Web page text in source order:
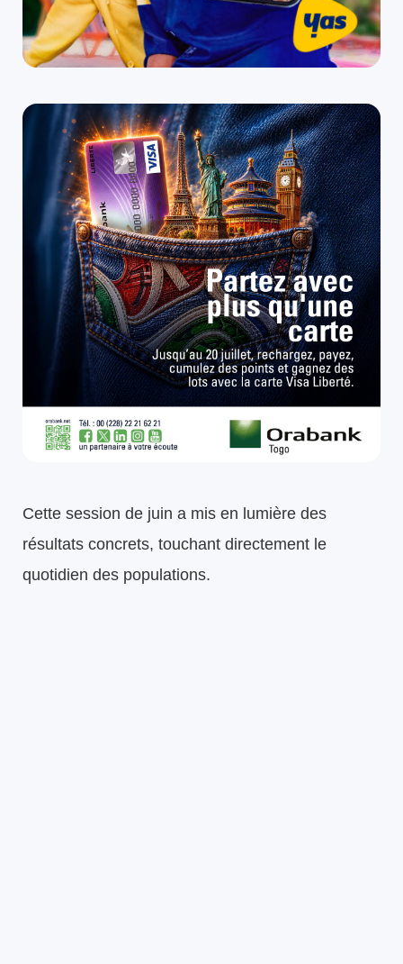
Cette session de juin a mis en lumière des
résultats concrets, touchant directement le
quotidien des populations.